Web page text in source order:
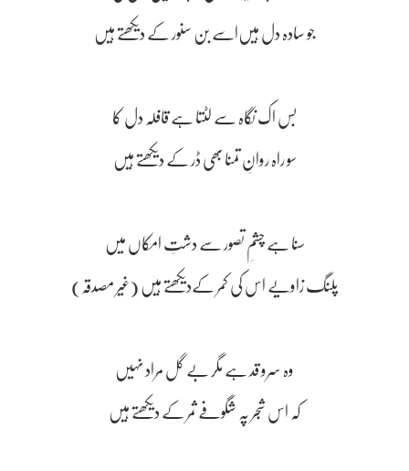
جو سادہ دل ہیں‌اسے بن سنور کے دیکھتے ہیں
بس اک نگاہ سے لٹتا ہے قافلہ دل کا
سو راہ روانِ تمنا بھی ڈر کے دیکھتے ہیں
سنا ہے چشمِ تصور سے دشتِ امکاں میں
پلنگ زاویے اس کی کمر کےدیکھتے ہیں (غیر مصدقہ)
وہ سرو قد ہے مگر بے گل مراد نہیں
کہ اس شجر پہ شگوفے ثمر کے دیکھتے ہیں